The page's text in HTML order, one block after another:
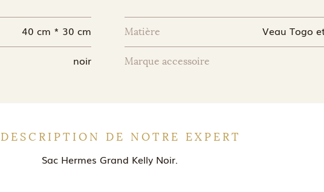
40 cm * 30 cm Matière Veau Togo
noir Marque accessoire
DE NOTRE EXPERT
Sac Hermes Grand Kelly Noir.